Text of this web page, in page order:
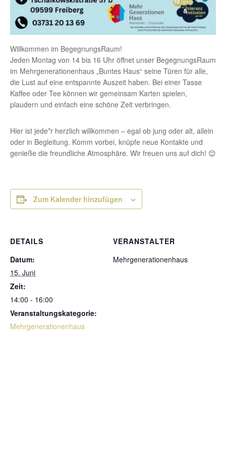
Willkommen im BegegnungsRaum!
Jeden Montag von 14 bis 16 Uhr öffnet unser BegegnungsRaum
im Mehrgenerationenhaus „Buntes Haus“ seine Türen für alle,
die Lust auf eine entspannte Auszeit haben. Bei einer Tasse
Kaffee oder Tee können wir gemeinsam Karten spielen,
plaudern und einfach eine schöne Zeit verbringen.
Hier ist jede*r herzlich willkommen – egal ob jung oder alt, allein
oder in Begleitung. Komm vorbei, knüpfe neue Kontakte und
genieße die freundliche Atmosphäre. Wir freuen uns auf dich! 😊
Zum Kalender hinzufügen
DETAILS
Datum:
15. Juni
Zeit:
14:00 - 16:00
Veranstaltungskategorie:
Mehrgenerationenhaus
VERANSTALTER
Mehrgenerationenhaus